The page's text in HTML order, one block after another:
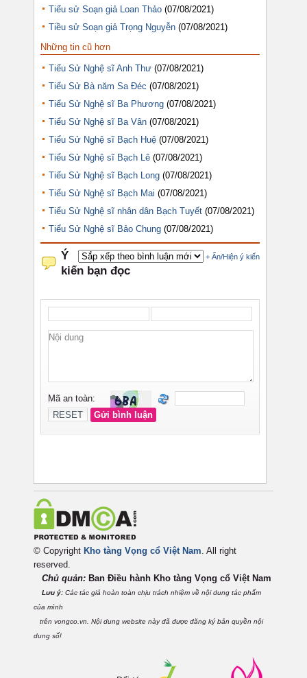
Tiểu sử Soạn giả Loan Thảo (07/08/2021)
Tiều sử Soạn giả Trọng Nguyễn (07/08/2021)
Những tin cũ hơn
Tiểu Sử Nghệ sĩ Anh Thư (07/08/2021)
Tiểu Sử Bà năm Sa Đéc (07/08/2021)
Tiểu Sử Nghệ sĩ Ba Phương (07/08/2021)
Tiểu Sử Nghệ sĩ Ba Vân (07/08/2021)
Tiểu Sử Nghệ sĩ Bạch Huệ (07/08/2021)
Tiểu Sử Nghệ sĩ Bạch Lê (07/08/2021)
Tiểu Sử Nghệ sĩ Bạch Long (07/08/2021)
Tiểu Sử Nghệ sĩ Bạch Mai (07/08/2021)
Tiểu Sử Nghệ sĩ nhân dân Bạch Tuyết (07/08/2021)
Tiểu Sử Nghệ sĩ Bảo Chung (07/08/2021)
© Copyright Kho tàng Vọng cổ Việt Nam. All right
reserved.
Chủ quản: Ban Điều hành Kho tàng Vọng cổ Việt Nam
Lưu ý: Các tác giả hoàn toàn chịu trách nhiệm về nội dung tác phẩm
của mình
trên vongco.vn. Nội dung website này đã được đăng ký bản quyền nội
dung số!